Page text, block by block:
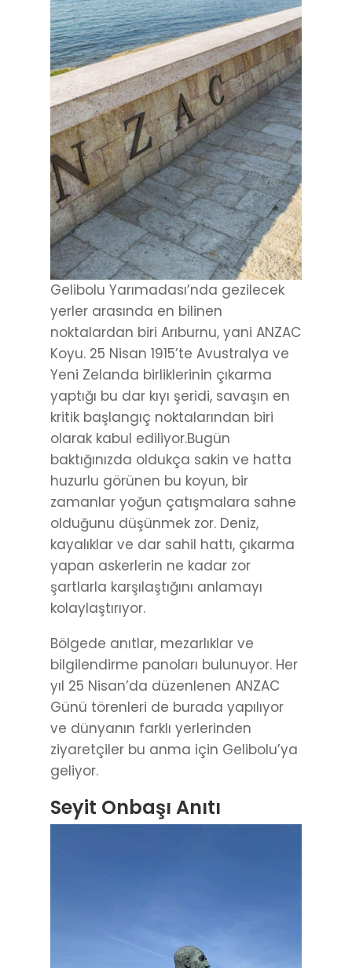
Gelibolu Yarımadası’nda gezilecek
yerler arasında en bilinen
noktalardan biri Arıburnu, yani ANZAC
Koyu. 25 Nisan 1915’te Avustralya ve
Yeni Zelanda birliklerinin çıkarma
yaptığı bu dar kıyı şeridi, savaşın en
kritik başlangıç noktalarından biri
olarak kabul ediliyor.Bugün
baktığınızda oldukça sakin ve hatta
huzurlu görünen bu koyun, bir
zamanlar yoğun çatışmalara sahne
olduğunu düşünmek zor. Deniz,
kayalıklar ve dar sahil hattı, çıkarma
yapan askerlerin ne kadar zor
şartlarla karşılaştığını anlamayı
kolaylaştırıyor.
Bölgede anıtlar, mezarlıklar ve
bilgilendirme panoları bulunuyor. Her
yıl 25 Nisan’da düzenlenen ANZAC
Günü törenleri de burada yapılıyor
ve dünyanın farklı yerlerinden
ziyaretçiler bu anma için Gelibolu’ya
geliyor.
Seyit Onbaşı Anıtı